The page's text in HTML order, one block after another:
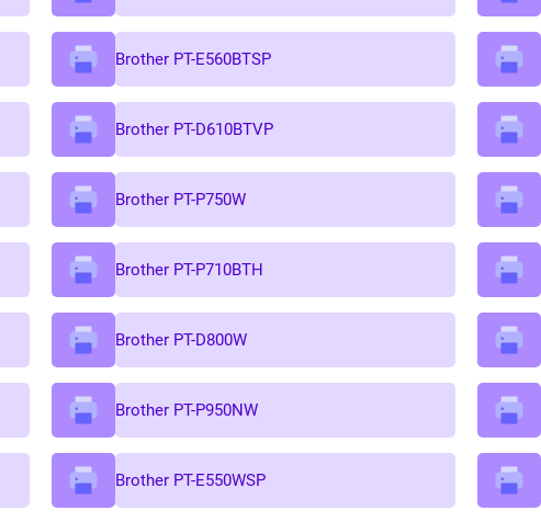
Brother PT-E560BTSP
Brother PT-D610BTVP
Brother PT-P750W
Brother PT-P710BTH
Brother PT-D800W
Brother PT-P950NW
Brother PT-E550WSP